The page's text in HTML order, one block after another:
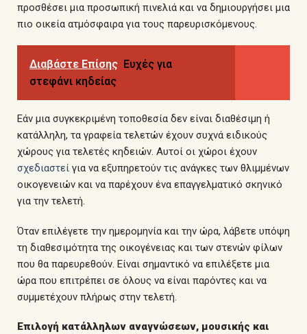
προσθέσει μια προσωπική πινελιά και να δημιουργήσει μια
πιο οικεία ατμόσφαιρα για τους παρευρισκόμενους.
Διαβάστε Επίσης Ευχές για
στεφάνι κηδείας
Εάν μια συγκεκριμένη τοποθεσία δεν είναι διαθέσιμη ή
κατάλληλη, τα γραφεία τελετών έχουν συχνά ειδικούς
χώρους για τελετές κηδειών. Αυτοί οι χώροι έχουν
σχεδιαστεί για να εξυπηρετούν τις ανάγκες των θλιμμένων
οικογενειών και να παρέχουν ένα επαγγελματικό σκηνικό
για την τελετή.
Όταν επιλέγετε την ημερομηνία και την ώρα, λάβετε υπόψη
τη διαθεσιμότητα της οικογένειας και των στενών φίλων
που θα παρευρεθούν. Είναι σημαντικό να επιλέξετε μια
ώρα που επιτρέπει σε όλους να είναι παρόντες και να
συμμετέχουν πλήρως στην τελετή.
Επιλογή κατάλληλων αναγνώσεων, μουσικής και